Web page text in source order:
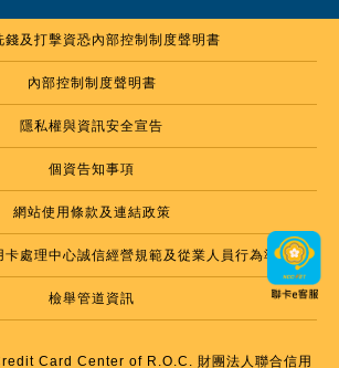
錢及打擊資恐內部控制制度聲明書
內部控制制度聲明書
隱私權與資訊安全宣告
個資告知事項
網站使用條款及連結政策
卡處理中心誠信經營規範及從業人員行為準則
檢舉管道資訊
Card Center of R.O.C. 財團法人聯合信用